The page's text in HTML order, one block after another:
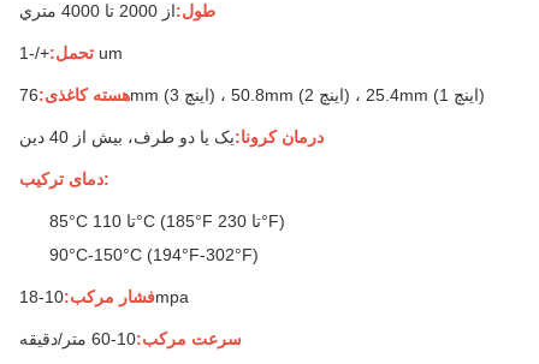
طول:از 2000 تا 4000 متري
تحمل: +/-1 um
هسته کاغذی: 76mm (3 اینچ) ، 50.8mm (2 اینچ) ، 25.4mm (1 اینچ)
درمان کرونا:یک یا دو طرف، بیش از 40 دین
دمای ترکیب:
85°C تا 110°C (185°F تا 230°F)
90°C-150°C (194°F-302°F)
فشار مرکب:10-18mpa
سرعت مرکب:10-60 متر/دقیقه